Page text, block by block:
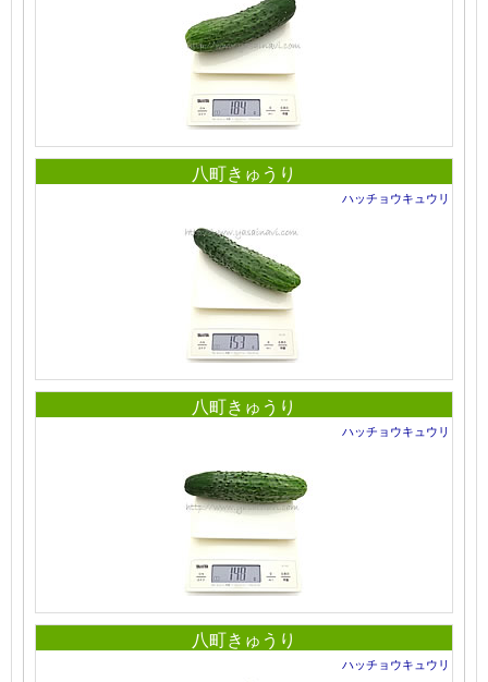
八町きゅうり
ハッチョウキュウリ
八町きゅうり
ハッチョウキュウリ
八町きゅうり
ハッチョウキュウリ